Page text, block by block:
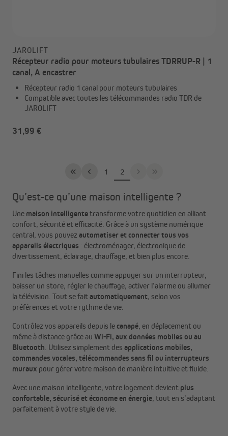
JAROLIFT
Récepteur radio pour moteurs tubulaires TDRRUP-R | 1
canal, A encastrer
Récepteur radio 1 canal pour moteurs tubulaires
Compatible avec toutes les télécommandes radio TDR de
JAROLIFT
31,99 €
Page
1 Page
2
Qu’est-ce qu’une maison intelligente ?
Une maison intelligentetransforme votre quotidien en alliant
confort, sécurité et efficacité. Grâce à un système numérique
central, vous pouvez automatiser et connecter tous vos
appareils électriques : électroménager, électronique de
divertissement, éclairage, chauffage, et bien plus encore.
Fini les tâches manuelles comme appuyer sur un interrupteur,
baisser un store, régler le chauffage, activer l’alarme ou allumer
la télévision. Tout se fait automatiquement, selon vos
préférences et votre rythme de vie.
Contrôlez vos appareils depuis le canapé, en déplacement ou
même à distance grâce au Wi-Fi, aux données mobiles ou au
Bluetooth. Utilisez simplement des applications mobiles,
commandes vocales, télécommandes sans fil ou interrupteurs
muraux pour gérer votre maison de manière intuitive et fluide.
Avec une maison intelligente, votre logement devient plus
confortable, sécurisé et économe en énergie, tout en s’adaptant
parfaitement à votre style de vie.